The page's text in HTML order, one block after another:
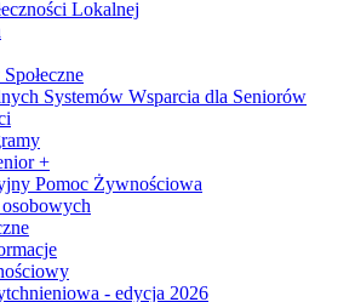
Lokalnej
Systemów Wsparcia dla Seniorów
+
Pomoc Żywnościowa
- edycja 2026